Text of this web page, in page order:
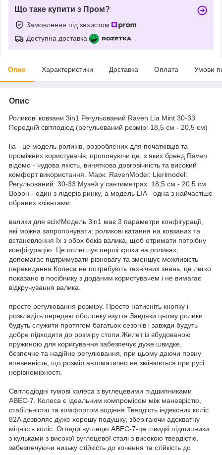
Що таке купити з Пром?
Замовлення під захистом
Доступна доставка
Опис Характеристики Доставка Оплата Умови
Опис
Роликові ковзани 3in1 Регульований Raven Lia Mint 30-33
Передній світлодіод (регульований розмір: 18,5 см - 20,5 см)
lia - це модель роликів, розроблених для початківців та
проміжних користувачів, пропонуючи це, з яких бренд Raven
відомо - чудова якість, виняткова довговічність та високий
комфорт використання. Марк: RavenModel: Lierimodel:
Регульований: 30-33 Музей у сантиметрах: 18,5 см - 20,5 см.
Ворон - один з лідерів ринку, а модель LIA - одна з найчастіше
обраних клієнтами.
валики для всіх!Модель 3in1 має 3 параметри конфігурації,
які можна запропонувати: роликові катання на ковзанах та
встановлення їх з обох боків валика, щоб отримати потрібну
конфігурацію. Це полегшує перші кроки на роликах,
допомагає підтримувати рівновагу та зменшує можливість
перекидання.Колеса не потребують технічних знань, це легко
показано в посібнику з доданим користувачем і не вимагає
відкручування валика.
просте регулювання розміру. Просто натисніть кнопку і
розкладіть передню оболонку взуття.Завдяки цьому ролики
будуть служити протягом багатьох сезонів і завжди будуть
добре підходити до розміру стопи.Жилет із вбудованою
пружиною для коригування забезпечує дуже швидке,
безпечне та надійне регулювання, при цьому даючи повну
впевненість, що розмір автоматично не змінюється при русі
нерівномірності.
Світлодіодні гумові колеса з вуглецевими підшипниками
ABEC-7. Колеса є ідеальним компромісом між маневрістю,
стабільністю та комфортом водіння.Твердість індексних коліс
82A дозволяє дуже хорошу подушку, зберігаючи адекватну
міцність коліс. Огляди вуглецю ABEC-7-це швидкі підшипники
з кульками з високої вуглецевої сталі з високою твердістю,
забезпечуючи низьку стійкість до кочення та стійкість до